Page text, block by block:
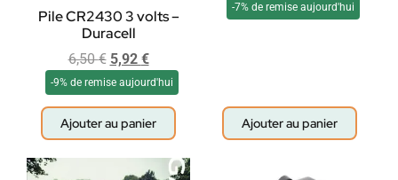
Pile CR2430 3 volts –
Duracell
6,50€ 5,92 €
-9% de remise aujourd'hui
Ajouter au panier
-7% de remise aujourd'hui
Ajouter au panier